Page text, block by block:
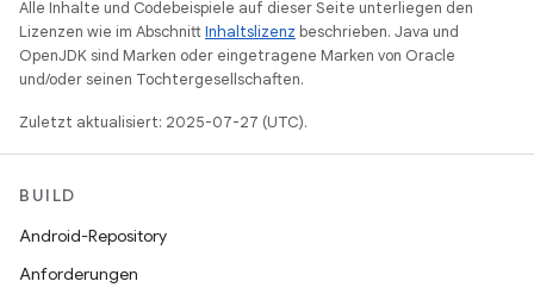
Alle Inhalte und Codebeispiele auf dieser Seite unterliegen den
Lizenzen wie im AbschnittInhaltslizenz beschrieben. Java und
OpenJDK sind Marken oder eingetragene Marken von Oracle
und/oder seinen Tochtergesellschaften.
Zuletzt aktualisiert: 2025-07-27 (UTC).
BUILD
Android-Repository
Anforderungen